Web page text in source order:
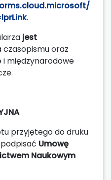
.
jest
oraz
i międzynarodowe
przyjętego do druku
Umowę
Naukowym